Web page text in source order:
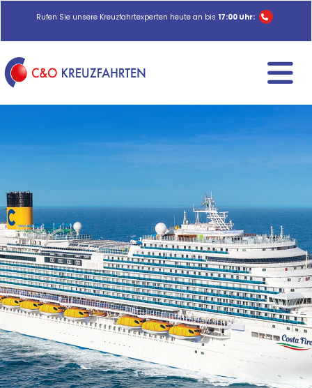
Rufen Sie unsere Kreuzfahrtexperten heute an bis 17:00 Uhr: